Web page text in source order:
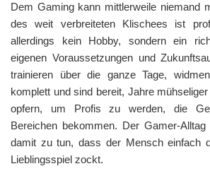
Dem Gaming kann mittlerweile niemand
des weit verbreiteten Klischees ist
allerdings kein Hobby, sondern ein
eigenen Voraussetzungen und
trainieren über die ganze Tage,
komplett und sind bereit, Jahre
opfern, um Profis zu werden, die
Bereichen bekommen. Der Gamer-
damit zu tun, dass der Mensch einfach
Lieblingsspiel zockt.